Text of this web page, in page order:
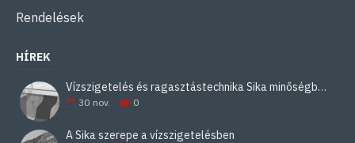
Rendelések
HÍREK
Vízszigetelés és ragasztástechnika Sika minőségben
30 nov. 0
A Sika szerepe a vízszigetelésben